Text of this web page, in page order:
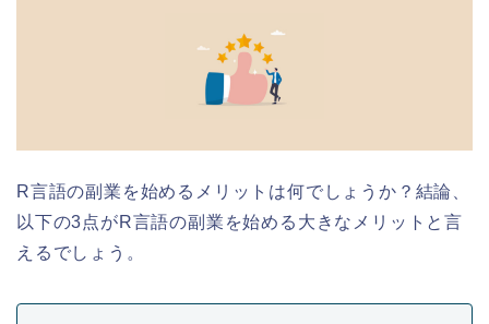
R言語の副業を始めるメリットは何でしょうか？結論、
以下の3点がR言語の副業を始める大きなメリットと言
えるでしょう。